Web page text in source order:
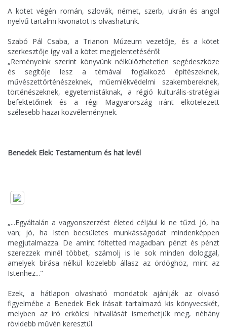
A kötet végén román, szlovák, német, szerb, ukrán és angol
nyelvű tartalmi kivonatot is olvashatunk.
Szabó Pál Csaba, a Trianon Múzeum vezetője, és a kötet
szerkesztője így vall a kötet megjelentetéséről:
„Reményeink szerint könyvünk nélkülözhetetlen segédeszköze
és segítője lesz a témával foglalkozó építészeknek,
művészettörténészeknek, műemlékvédelmi szakembereknek,
történészeknek, egyetemistáknak, a régió kulturális-stratégiai
befektetőinek és a régi Magyarország iránt elkötelezett
szélesebb hazai közvéleménynek.
Benedek Elek: Testamentum és hat levél
„...Egyáltalán a vagyonszerzést életed céljául ki ne tűzd. Jó, ha
van; jó, ha Isten becsületes munkásságodat mindenképpen
megjutalmazza. De amint föltetted magadban: pénzt és pénzt
szerezzek minél többet, számolj is le sok minden dologgal,
amelyek bírása nélkül közelebb állasz az ördöghöz, mint az
Istenhez..."
Ezek, a hátlapon olvasható mondatok ajánlják az olvasó
figyelmébe a Benedek Elek írásait tartalmazó kis könyvecskét,
melyben az író erkölcsi hitvallását ismerhetjük meg, néhány
rövidebb művén keresztül.